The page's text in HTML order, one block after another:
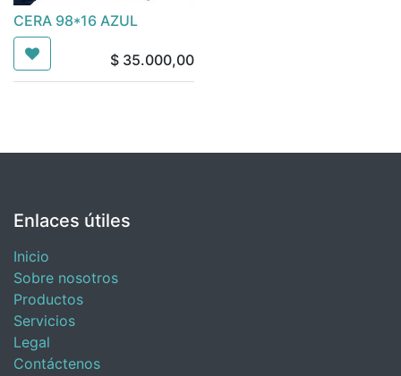
CERA 98*16 AZUL
$ 35.000,00
Enlaces útiles
Inicio
Sobre nosotros
Productos
Servicios
Legal
Contáctenos